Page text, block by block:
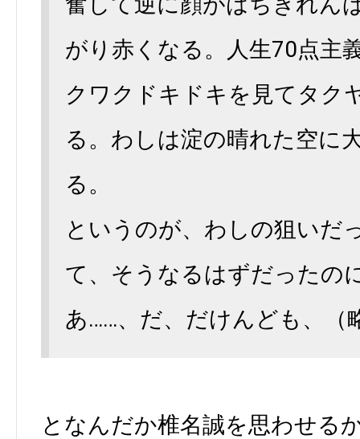
がり赤くなる。人生70点主
クワクドキドキを見てタク
る。わしは淀の晴れた空に
る。
というのが、わしの狙いだ
て、そうなるはずだったの
あ……、だ、だけんども、（
となんだか椎名誠を思わせる